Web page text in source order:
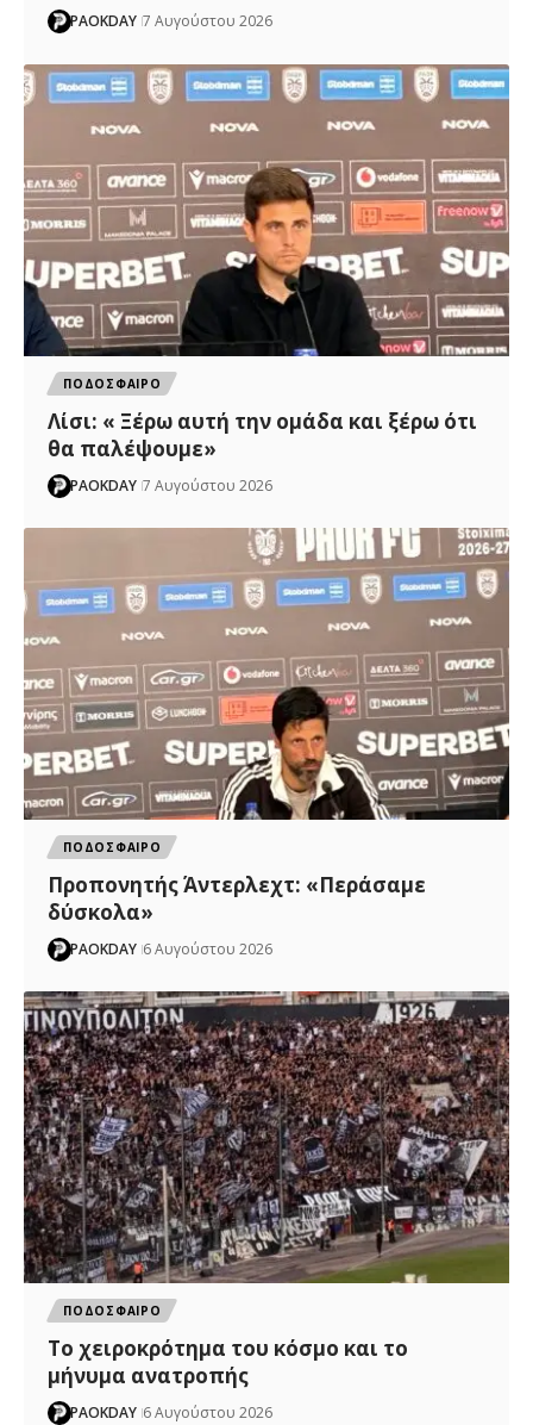
PAOKDAY 7 Αυγούστου 2026
ΠΟΔΟΣΦΑΙΡΟ
Λίσι: « Ξέρω αυτή την ομάδα και ξέρω ότι
θα παλέψουμε»
PAOKDAY 7 Αυγούστου 2026
ΠΟΔΟΣΦΑΙΡΟ
Προπονητής Άντερλεχτ: «Περάσαμε
δύσκολα»
PAOKDAY 6 Αυγούστου 2026
ΠΟΔΟΣΦΑΙΡΟ
Το χειροκρότημα του κόσμο και το
μήνυμα ανατροπής
PAOKDAY 6 Αυγούστου 2026